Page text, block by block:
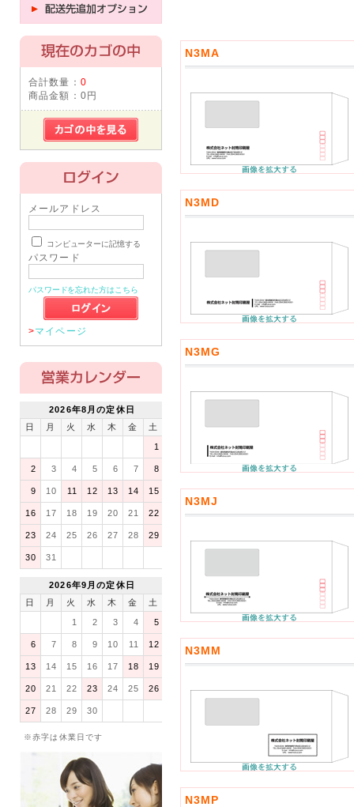
合計数量： 0
商品金額： 0円
メールアドレス
コンピューターに記憶する
パスワード
パスワードを忘れた方はこちら
>マイページ
2026年8月の定休日
日
月 火 水 木 金 土
1
2 3 4 5 6 7 8
9 10 11 12 13 14 15
16 17 18 19 20 21 22
23 24 25 26 27 28 29
30 31
2026年9月の定休日
日
月 火 水 木 金 土
1 2 3 4 5
6 7 8 9 10 11 12
13 14 15 16 17 18 19
20 21 22 23 24 25 26
27 28 29 30
※赤字は休業日です
N3MA
N3MD
N3MG
N3MJ
N3MM
N3MP